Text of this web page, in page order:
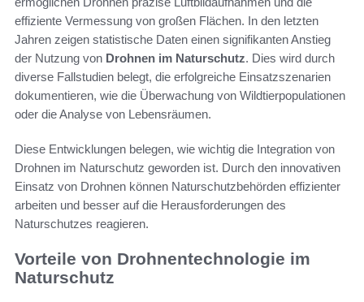
effiziente Vermessung von großen Flächen. In den letzten
Jahren zeigen statistische Daten einen signifikanten Anstieg
der Nutzung von Drohnen im Naturschutz. Dies wird durch
diverse Fallstudien belegt, die erfolgreiche Einsatzszenarien
dokumentieren, wie die Überwachung von Wildtierpopulationen
oder die Analyse von Lebensräumen.
Diese Entwicklungen belegen, wie wichtig die Integration von
Drohnen im Naturschutz geworden ist. Durch den innovativen
Einsatz von Drohnen können Naturschutzbehörden effizienter
arbeiten und besser auf die Herausforderungen des
Naturschutzes reagieren.
Vorteile von Drohnentechnologie im
Naturschutz